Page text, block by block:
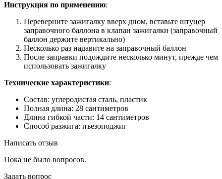
Инструкция по применению:
Переверните зажигалку вверх дном, вставьте штуцер
заправочного баллона в клапан зажигалки (заправочный
баллон держите вертикально)
Несколько раз надавите на заправочный баллон
После заправки подождите несколько минут, прежде чем
использовать зажигалку
Технические характеристики:
Состав: углеродистая сталь, пластик
Полная длина: 28 сантиметров
Длина гибкой части: 14 сантиметров
Способ разжига: пъезоподжиг
Написать отзыв
Пока не было вопросов.
Задать вопрос